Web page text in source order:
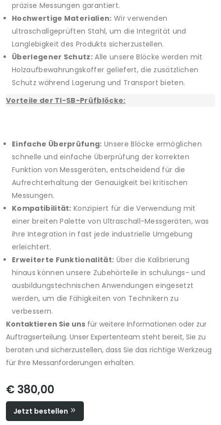
präzise Messungen garantiert.
Hochwertige Materialien: Wir verwenden
ultraschallgeprüften Stahl, um die Integrität und
Langlebigkeit des Produkts sicherzustellen.
Überlegener Schutz: Alle unsere Blöcke werden mit
Holzaufbewahrungskoffer geliefert, die zusätzlichen
Schutz während Lagerung und Transport bieten.
Vorteile der TI-SB-Prüfblöcke:
Einfache Überprüfung: Unsere Blöcke ermöglichen
schnelle und einfache Überprüfung der korrekten
Funktion von Messgeräten, entscheidend für die
Aufrechterhaltung der Genauigkeit bei kritischen
Messungen.
Kompatibilität: Konzipiert für die Verwendung mit
einer breiten Palette von Ultraschall-Messgeräten, was
ihre Integration in fast jede industrielle Umgebung
erleichtert.
Erweiterte Funktionalität: Über die Kalibrierung
hinaus können unsere Zubehörteile in schulungs- und
ausbildungstechnischen Anwendungen eingesetzt
werden, um die Fähigkeiten von Technikern zu
verbessern.
Kontaktieren Sie uns für weitere Informationen oder zur
Auftragserteilung. Unser Expertenteam steht bereit, Sie zu
beraten und sicherzustellen, dass Sie das richtige Werkzeug
für Ihre Messanforderungen erhalten.
€ 380,00
Jetzt bestellen